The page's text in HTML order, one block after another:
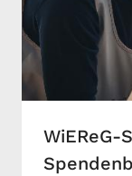
WiEReG-